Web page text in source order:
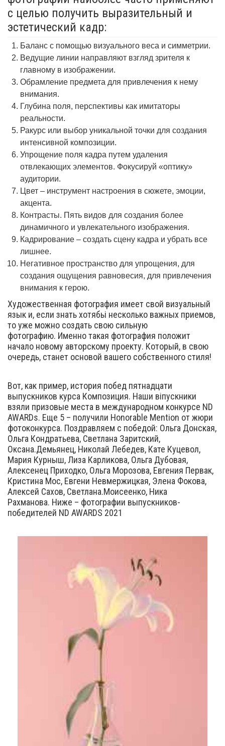
с целью получить выразительный и
эстетический кадр:
Баланс с помощью визуального веса и симметрии.
Ведущие линии направляют взгляд зрителя к
главному в изображении.
Обрамление предмета для привлечения к нему
внимания.
Глубина поля, перспективы как имитаторы
реальности.
Ракурс или выбор уникальной точки для создания
интенсивной композиции.
Упрощение поля кадра путем удаления
отвлекающих элементов. Фокусируй «оптику»
аудитории.
Цвет – инструмент настроения в сюжете, эмоции,
акцента.
Контрасты. Пять видов для создания более
динамичного и увлекательного изображения.
Кадрирование – создать сцену кадра и убрать все
лишнее.
Негативное пространство для упрощения, для
создания ощущения равновесия, для привлечения
внимания к герою.
Художественная фотография имеет свой визуальный
язык и, если знать хотябьі несколько важных приемов,
то уже можно создать свою сильную
фотографию. Именно такая фотография положит
начало новому авторскому проекту. Который, в свою
очередь, станет основой вашего собственного стиля!
Вот, как пример, история побед пятнадцати
выпускников курса Композиция. Наши віпускники
взяли призовые места в международном конкурсе ND
AWARDs. Еще 5 – получили Honorable Mention от жюри
фотоконкурса. Поздравляем с победой: Ольга Донская,
Ольга Кондратьева, Светлана Заритский,
Оксана.Демьянец, Николай Лебедев, Кате Куцевол,
Мария Курныш, Лиза Карликова, Ольга Дубовая,
Алексенец Приходко, Ольга Морозова, Евгения Первак,
Кристина Мос, Евгени Невмержицкая, Элена Фокова,
Алексей Сахов, Светлана.Моисеенко, Ника
Рахманова. Ниже – фотографии выпускников-
победителей ND AWARDS 2021